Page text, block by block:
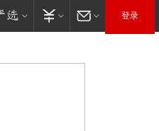
登录